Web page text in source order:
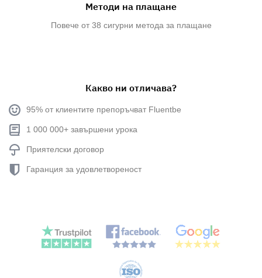
Методи на плащане
Повече от 38 сигурни метода за плащане
Какво ни отличава?
95% от клиентите препоръчват Fluentbe
1 000 000+ завършени урока
Приятелски договор
Гаранция за удовлетвореност